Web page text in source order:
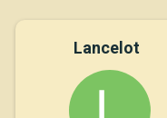
Lancelot